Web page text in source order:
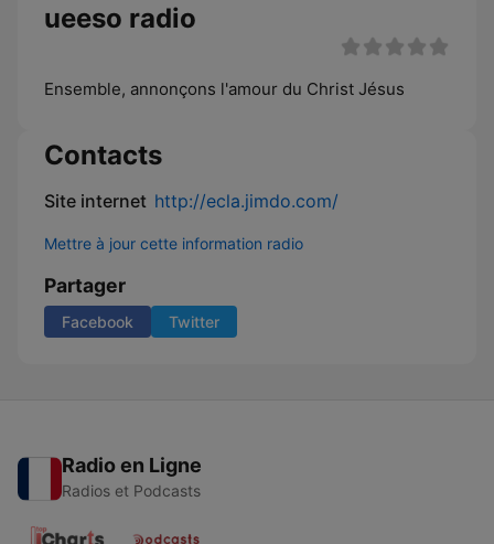
ueeso radio
Ensemble, annonçons l'amour du Christ Jésus
Contacts
Site internet http://ecla.jimdo.com/
Mettre à jour cette information radio
Partager
Facebook Twitter
Radio en Ligne
Radios et Podcasts